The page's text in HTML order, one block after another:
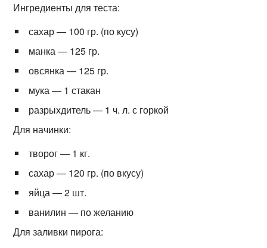
Ингредиенты для теста:
сахар — 100 гр. (по кусу)
манка — 125 гр.
овсянка — 125 гр.
мука — 1 стакан
разрыхдитель — 1 ч. л. с горкой
Для начинки:
творог — 1 кг.
сахар — 120 гр. (по вкусу)
яйца — 2 шт.
ванилин — по желанию
Для заливки пирога: